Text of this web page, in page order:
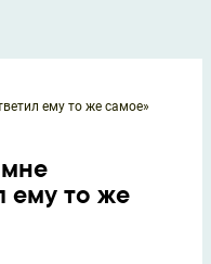
ему то же самое»
ему то же